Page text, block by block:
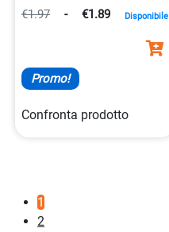
€1.97 - €1.89 Disponibile
Promo!
Confronta prodotto
1
2